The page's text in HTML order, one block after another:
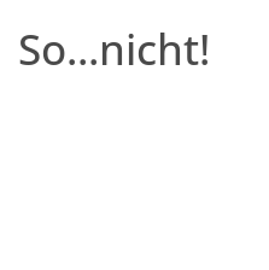
So...nicht!